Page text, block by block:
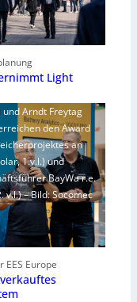
Light
Arndt Freytag
den Award
an
1.v.l.) und
BayWa r.e.
v.l.) – Bild: Socomec
EES Europe